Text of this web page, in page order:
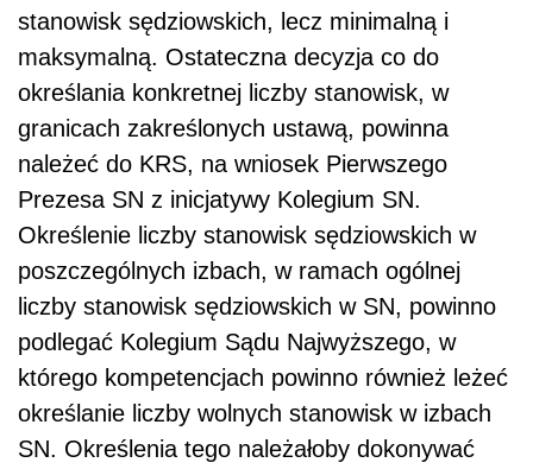
stanowisk sędziowskich, lecz minimalną i
maksymalną. Ostateczna decyzja co do
określania konkretnej liczby stanowisk, w
granicach zakreślonych ustawą, powinna
należeć do KRS, na wniosek Pierwszego
Prezesa SN z inicjatywy Kolegium SN.
Określenie liczby stanowisk sędziowskich w
poszczególnych izbach, w ramach ogólnej
liczby stanowisk sędziowskich w SN, powinno
podlegać Kolegium Sądu Najwyższego, w
którego kompetencjach powinno również leżeć
określanie liczby wolnych stanowisk w izbach
SN. Określenia tego należałoby dokonywać